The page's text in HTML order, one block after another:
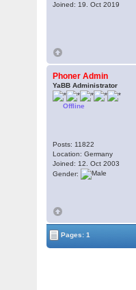
Joined: 19. Oct 2019
Phoner Admin
YaBB Administrator
Offline
Posts: 11822
Location: Germany
Joined: 12. Oct 2003
Gender:
Pages: 1